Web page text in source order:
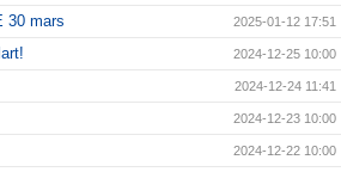
30 mars 2025-01-12 17:51
2024-12-25 10:00
2024-12-24 11:41
2024-12-23 10:00
2024-12-22 10:00